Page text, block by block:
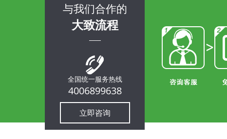
与我们合作的
大致流程
全国统一服务热线
4006899638
立即咨询